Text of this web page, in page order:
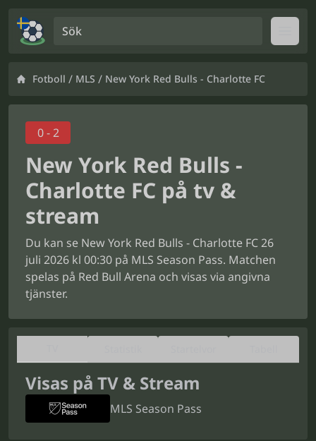
Fotboll / MLS / New York Red Bulls - Charlotte FC
0 - 2
New York Red Bulls -
Charlotte FC på tv &
stream
Du kan se New York Red Bulls - Charlotte FC 26
juli 2026 kl 00:30 på MLS Season Pass. Matchen
spelas på Red Bull Arena och visas via angivna
tjänster.
Visas på TV & Stream
MLS Season Pass